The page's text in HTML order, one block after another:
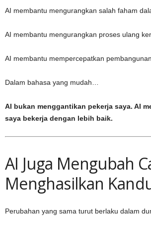
AI membantu mengurangkan salah faham
AI membantu mengurangkan proses ulang
AI membantu mempercepatkan
Dalam bahasa yang mudah…
AI bukan menggantikan pekerja saya. AI
saya bekerja dengan lebih baik.
AI Juga Mengubah
Menghasilkan
Perubahan yang sama turut berlaku dalam